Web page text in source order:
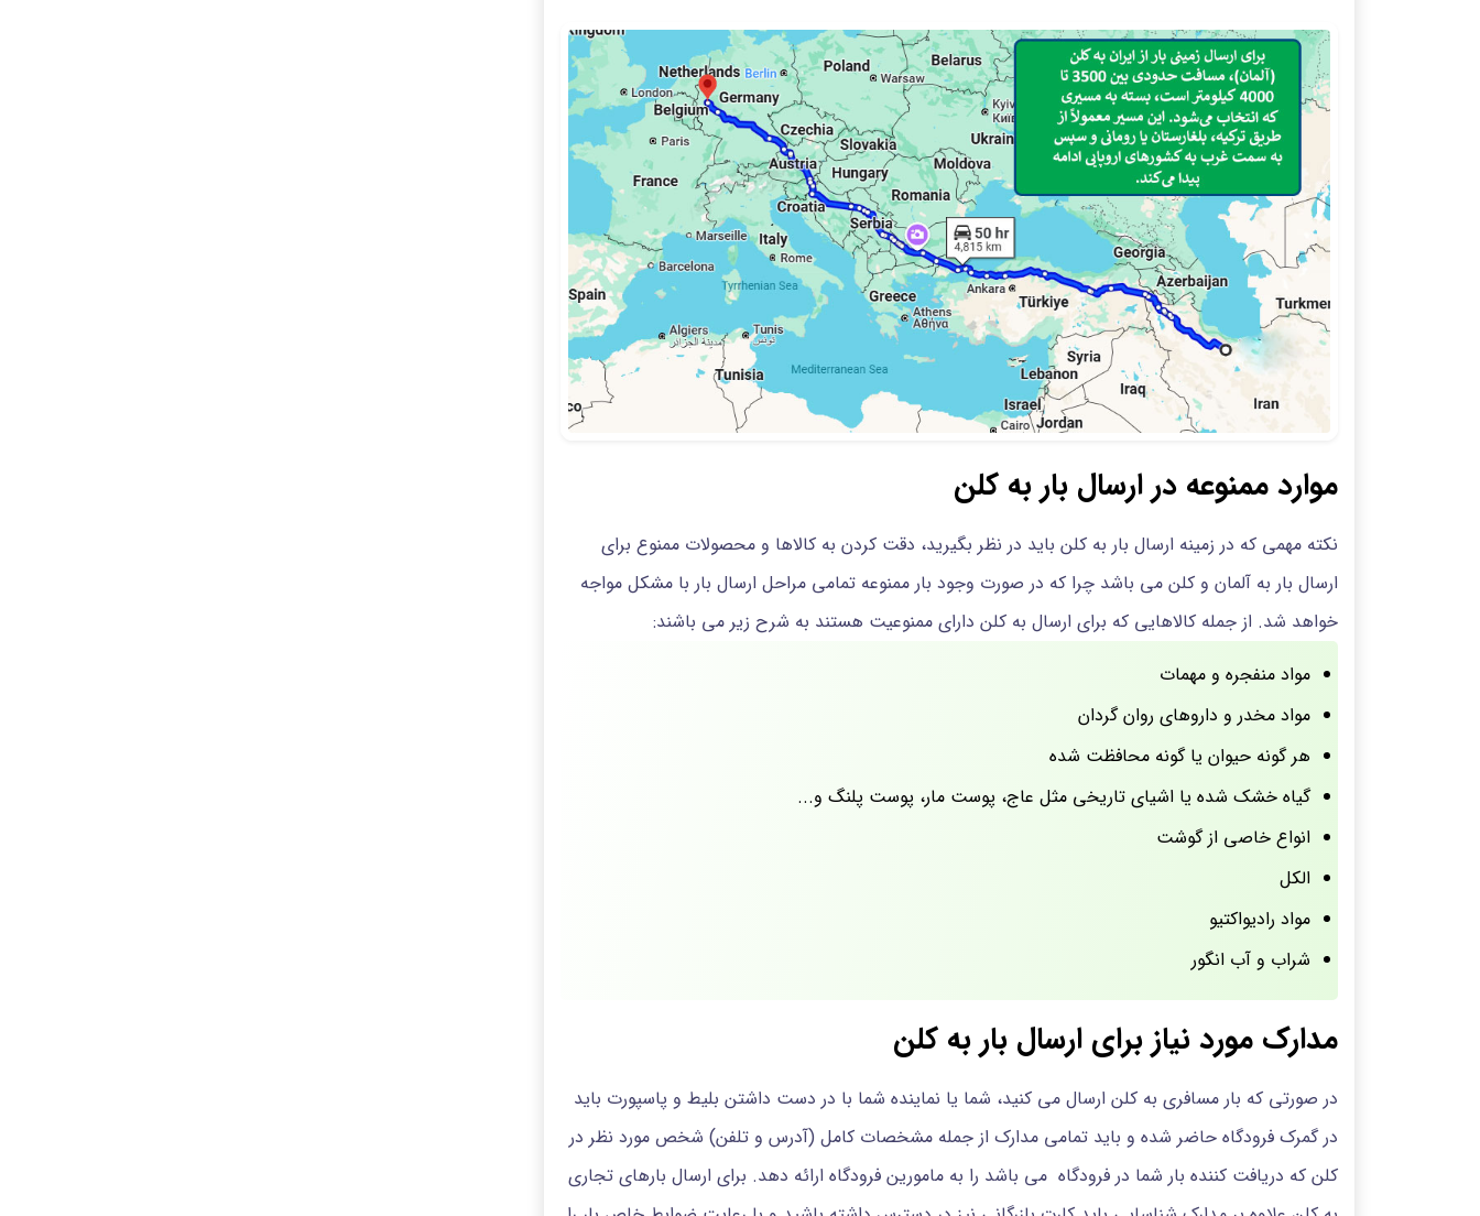
موارد ممنوعه در ارسال بار به کلن
نکته مهمی که در زمینه ارسال بار به کلن باید در نظر بگیرید، دقت کردن به کالاها و محصولات ممنوع برای
ارسال بار به آلمان و کلن می باشد چرا که در صورت وجود بار ممنوعه تمامی مراحل ارسال بار با مشکل مواجه
خواهد شد. از جمله کالاهایی که برای ارسال به کلن دارای ممنوعیت هستند به شرح زیر می باشند:
مواد منفجره و مهمات
مواد مخدر و داروهای روان گردان
هر گونه حیوان یا گونه محافظت شده
گیاه خشک شده یا اشیای تاریخی مثل عاج، پوست مار، پوست پلنگ و...
انواع خاصی از گوشت
الکل
مواد رادیواکتیو
شراب و آب انگور
مدارک مورد نیاز برای ارسال بار به کلن
در صورتی که بار مسافری به کلن ارسال می کنید، شما یا نماینده شما با در دست داشتن بلیط و پاسپورت باید
در گمرک فرودگاه حاضر شده و باید تمامی مدارک از جمله مشخصات کامل (آدرس و تلفن) شخص مورد نظر در
کلن که دریافت کننده بار شما در فرودگاه می باشد را به مامورین فرودگاه ارائه دهد. برای ارسال بارهای تجاری